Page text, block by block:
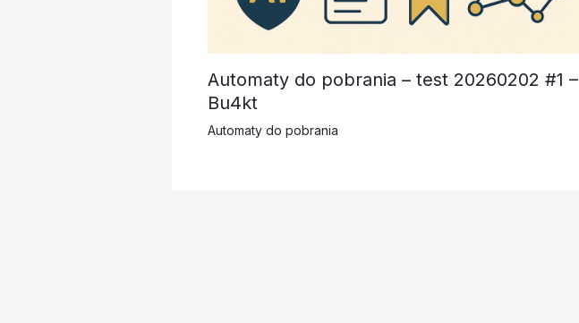
Automaty do pobrania – test 20260202 #1 –
Bu4kt
Automaty do pobrania